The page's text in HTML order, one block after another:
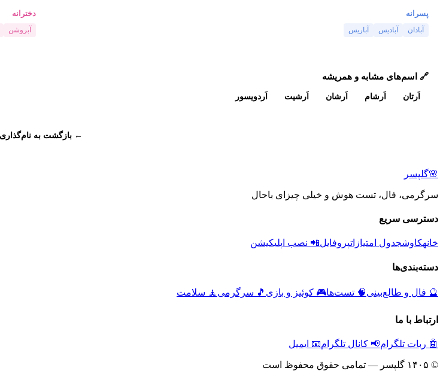
پسرانه
آبادان آبادیس آباریس
دخترانه
آبروشن
🔗 اسم‌های مشابه و همریشه
اَرتان اَرشام اَرشان اَرشیت اَردویسور
← بازگشت به نام‌گذاری
🌸گلپسر
سرگرمی، فال، تست هوش و خیلی چیزای باحال
دسترسی سریع
خانهکاوشجدول امتیازاتپروفایل📲 نصب اپلیکیشن
دسته‌بندی‌ها
🔮 فال و طالع‌بینی🧠 تست‌ها🎮 کوئیز و بازی 🎵 سرگرمی 🧘 سلامت
ارتباط با ما
🤖 ربات تلگرام📢 کانال تلگرام📧 ایمیل
© ۱۴۰۵ گلپسر — تمامی حقوق محفوظ است